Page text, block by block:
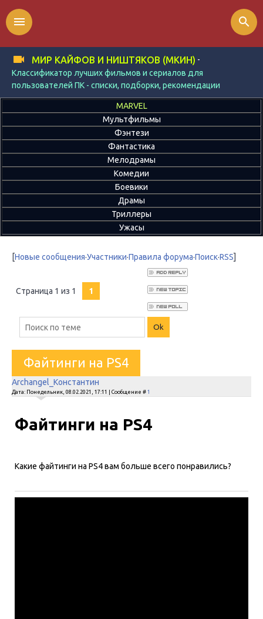
МИР КАЙФОВ И НИШТЯКОВ (МКИН) -
Классификатор лучших фильмов и сериалов для
пользователей ПК - списки, подборки, рекомендации
menu search
MARVEL
Мультфильмы
Фэнтези
Фантастика
Мелодрамы
Комедии
Боевики
Драмы
Триллеры
Ужасы
[Новые сообщения·Участники·Правила форума·Поиск·RSS]
Страница 1 из 1 1
Файтинги на PS4
Archangel_Константин
Дата: Понедельник, 08.02.2021, 17:11 | Сообщение # 1
Файтинги на PS4
Какие файтинги на PS4 вам больше всего понравились?